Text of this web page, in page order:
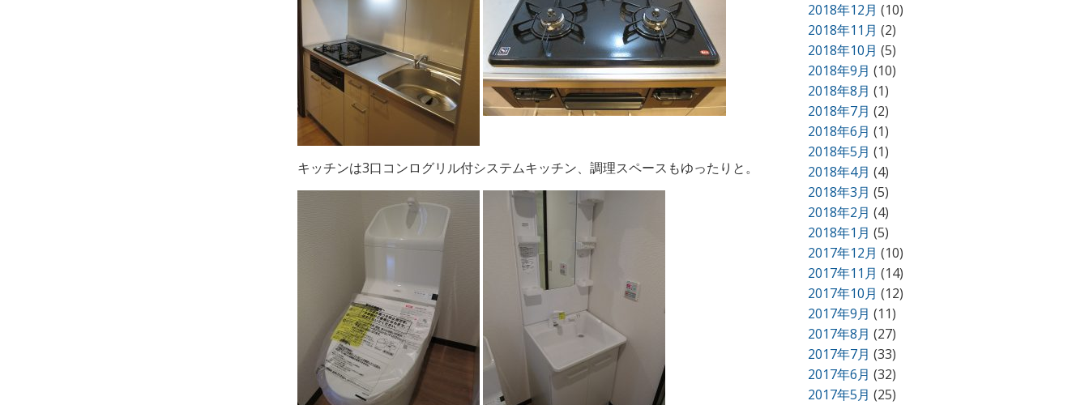
キッチンは3口コンログリル付システムキッチン、調理スペースもゆったりと。
2018年12月 (10)
2018年11月 (2)
2018年10月 (5)
2018年9月 (10)
2018年8月 (1)
2018年7月 (2)
2018年6月 (1)
2018年5月 (1)
2018年4月 (4)
2018年3月 (5)
2018年2月 (4)
2018年1月 (5)
2017年12月 (10)
2017年11月 (14)
2017年10月 (12)
2017年9月 (11)
2017年8月 (27)
2017年7月 (33)
2017年6月 (32)
2017年5月 (25)